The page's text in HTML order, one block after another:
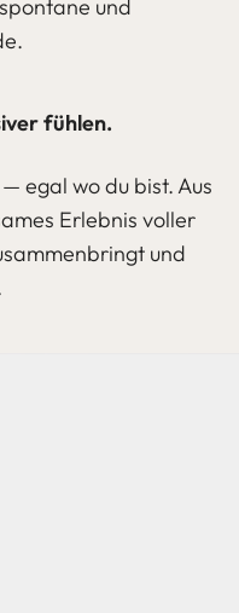
und
fühlen.
egal wo du bist. Aus
Erlebnis voller
und